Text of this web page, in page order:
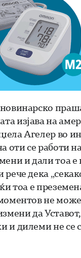
изјава на
Агелер во
оти се работи
и дали тоа е
дека
тоа е
не
да
и дилеми не се